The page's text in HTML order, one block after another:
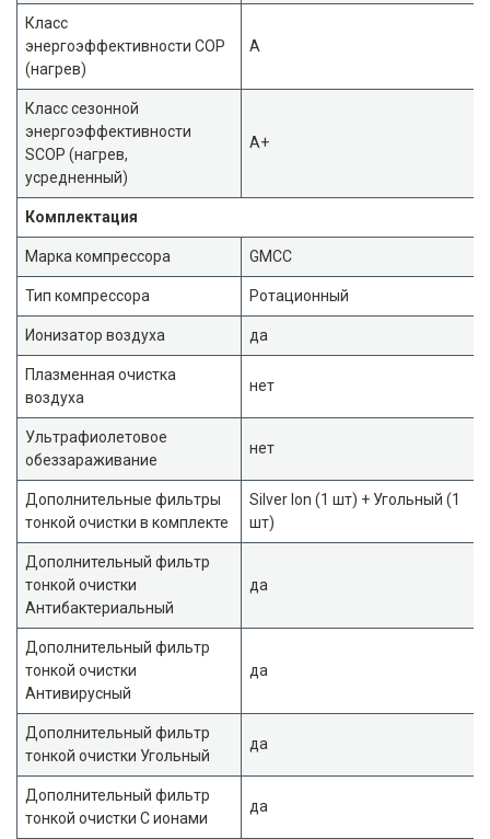
Класс
энергоэффективности COP
(нагрев)
A
Класс сезонной
энергоэффективности
SCOP (нагрев,
усредненный)
A+
Комплектация
Марка компрессора GMCC
Тип компрессора Ротационный
Ионизатор воздуха да
Плазменная очистка
воздуха
нет
Ультрафиолетовое
обеззараживание
нет
Дополнительные фильтры
тонкой очистки в комплекте
Silver Ion (1 шт) + Угольный (1
шт)
Дополнительный фильтр
тонкой очистки
Антибактериальный
да
Дополнительный фильтр
тонкой очистки
Антивирусный
да
Дополнительный фильтр
тонкой очистки Угольный
да
Дополнительный фильтр
тонкой очистки С ионами
да